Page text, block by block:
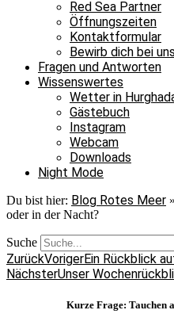
Red Sea Partner
Öffnungszeiten
Kontaktformular
Bewirb dich bei uns
Fragen und Antworten
Wissenswertes
Wetter in
Gästebuch
Instagram
Webcam
Downloads
Night Mode
Du bist hier: Blog Rotes Meer »
oder in der Nacht?
Suche
ZurückVorigerEin Rückblick
NächsterUnser
Kurze Frage: Tauchen